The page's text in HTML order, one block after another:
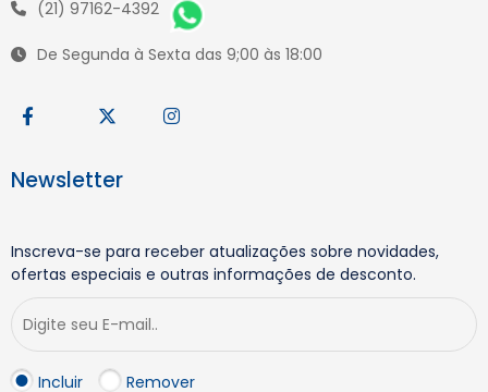
(21) 97162-4392
De Segunda à Sexta das 9;00 às 18:00
Newsletter
Inscreva-se para receber atualizações sobre novidades,
ofertas especiais e outras informações de desconto.
Incluir Remover